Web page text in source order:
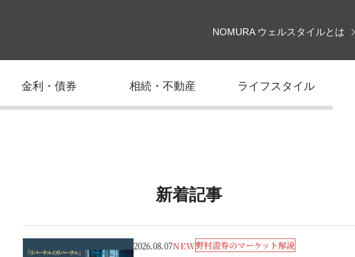
NOMURA ウェルスタイルとは
金利・債券 相続・不動産 ライフスタイル
新着記事
2026.08.07NEW野村證券のマーケット解説